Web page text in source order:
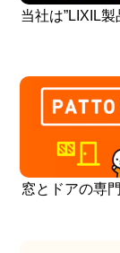
当社は”LIXIL
窓とドアの専